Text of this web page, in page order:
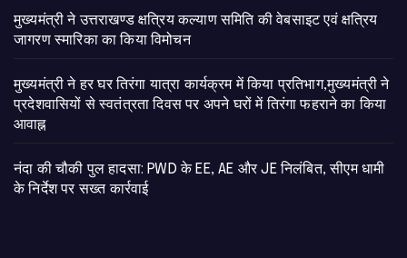
मुख्यमंत्री ने उत्तराखण्ड क्षत्रिय कल्याण समिति की वेबसाइट एवं क्षत्रिय
जागरण स्मारिका का किया विमोचन
मुख्यमंत्री ने हर घर तिरंगा यात्रा कार्यक्रम में किया प्रतिभाग,मुख्यमंत्री ने
प्रदेशवासियों से स्वतंत्रता दिवस पर अपने घरों में तिरंगा फहराने का किया
आवाह्न
नंदा की चौकी पुल हादसा: PWD के EE, AE और JE निलंबित, सीएम धामी
के निर्देश पर सख्त कार्रवाई